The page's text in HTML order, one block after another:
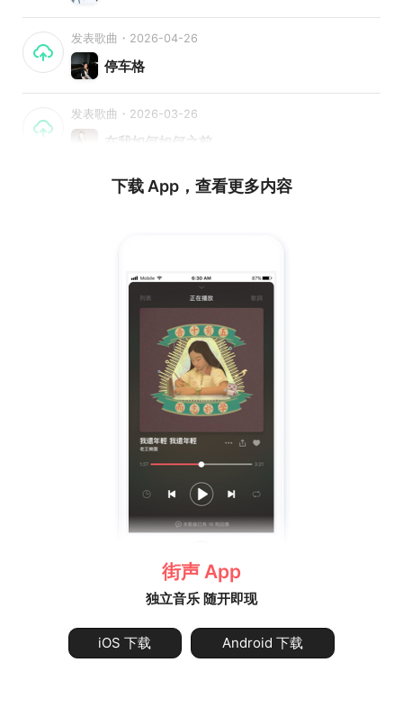
发表歌曲・2026-04-26
停车格
发表歌曲・2026-03-26
在我如何如何之前
下载 App，查看更多内容
街声 App
独立音乐 随开即现
iOS 下载 Android 下载